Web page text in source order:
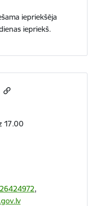
iepriekšēja
iepriekš.
17.00
,